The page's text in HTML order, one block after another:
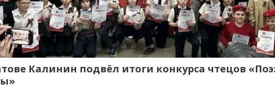
Калинин подвёл итоги конкурса чтецов